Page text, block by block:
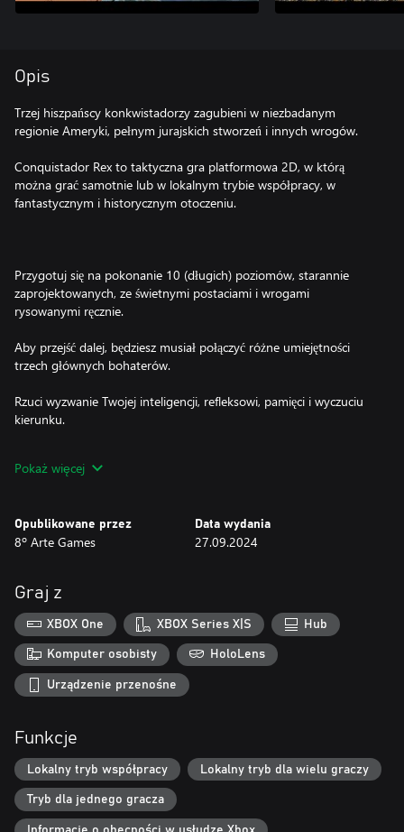
Opis
Trzej hiszpańscy konkwistadorzy zagubieni w niezbadanym
regionie Ameryki, pełnym jurajskich stworzeń i innych wrogów.
Conquistador Rex to taktyczna gra platformowa 2D, w którą
można grać samotnie lub w lokalnym trybie współpracy, w
fantastycznym i historycznym otoczeniu.
Przygotuj się na pokonanie 10 (długich) poziomów, starannie
zaprojektowanych, ze świetnymi postaciami i wrogami
rysowanymi ręcznie.
Aby przejść dalej, będziesz musiał połączyć różne umiejętności
trzech głównych bohaterów.
Rzuci wyzwanie Twojej inteligencji, refleksowi, pamięci i wyczuciu
kierunku.
Conquistador Rex został stworzony przez jedną osobę, z wielkim
Hołd dla 3 starożytnych Wikingów.
Dziękuję za grę!,
Pokaż więcej
Opublikowane przez
8º Arte Games
Data wydania
27.09.2024
Graj z
XBOX One XBOX Series X|S Hub
Komputer osobisty HoloLens
Urządzenie przenośne
Funkcje
Lokalny tryb współpracy Lokalny tryb dla wielu graczy
Tryb dla jednego gracza